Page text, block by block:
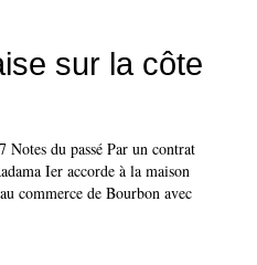
sur la côte
Notes du passé Par un contrat
Ier accorde à la maison
commerce de Bourbon avec